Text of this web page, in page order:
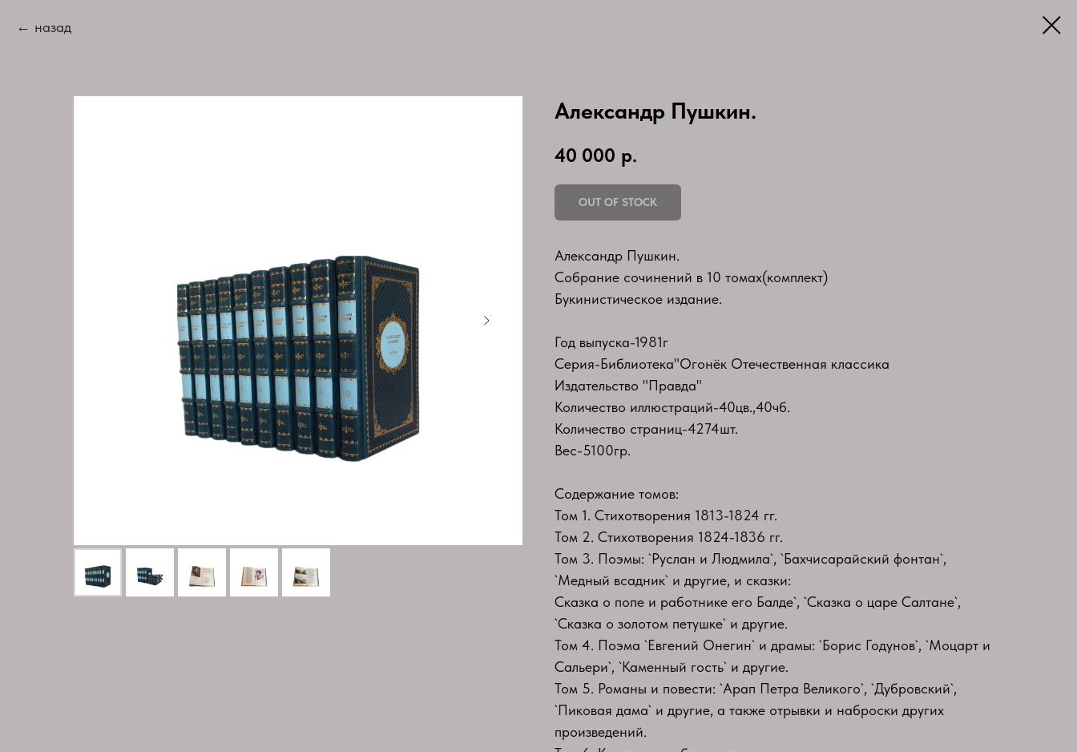
назад
Александр Пушкин.
40 000 р.
OUT OF STOCK
Александр Пушкин.
Собрание сочинений в 10 томах(комплект)
Букинистическое издание.
Год выпуска-1981г
Серия-Библиотека"Огонёк Отечественная классика
Издательство "Правда"
Количество иллюстраций-40цв.,40чб.
Количество страниц-4274шт.
Вес-5100гр.
Содержание томов:
Том 1. Стихотворения 1813-1824 гг.
Том 2. Стихотворения 1824-1836 гг.
Том 3. Поэмы: `Руслан и Людмила`, `Бахчисарайский фонтан`,
`Медный всадник` и другие, и сказки:
Cказка о попе и работнике его Балде`, `Сказка о царе Салтане`,
`Сказка о золотом петушке` и другие.
Том 4. Поэма `Евгений Онегин` и драмы: `Борис Годунов`, `Моцарт и
Сальери`, `Каменный гость` и другие.
Том 5. Романы и повести: `Арап Петра Великого`, `Дубровский`,
`Пиковая дама` и другие, а также отрывки и наброски других
произведений.